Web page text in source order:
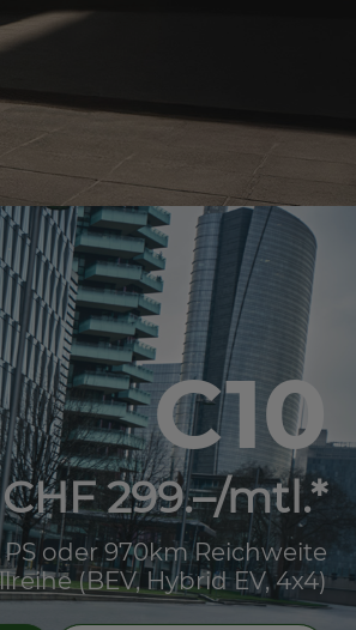
C10
299.–/mtl.*
PS oder 970km Reichweite
(BEV, Hybrid EV, 4x4)